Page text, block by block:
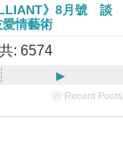
》8月號 談
愛情藝術
: 6574
▸
ⓦ Recent Posts